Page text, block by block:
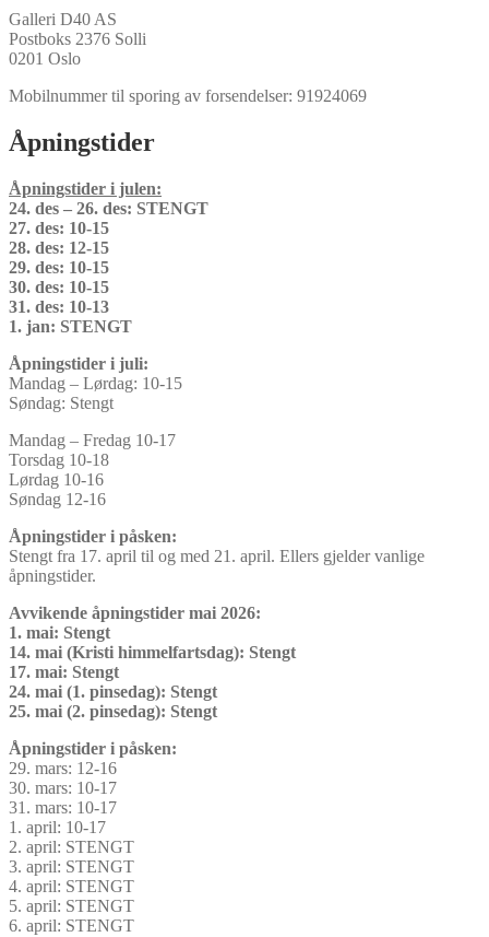
Galleri D40 AS
Postboks 2376 Solli
0201 Oslo
Mobilnummer til sporing av forsendelser: 91924069
Åpningstider
Åpningstider i julen:
24. des – 26. des: STENGT
27. des: 10-15
28. des: 12-15
29. des: 10-15
30. des: 10-15
31. des: 10-13
1. jan: STENGT
Åpningstider i juli:
Mandag – Lørdag: 10-15
Søndag: Stengt
Mandag – Fredag 10-17
Torsdag 10-18
Lørdag 10-16
Søndag 12-16
Åpningstider i påsken:
Stengt fra 17. april til og med 21. april. Ellers gjelder vanlige
åpningstider.
Avvikende åpningstider mai 2026:
1. mai: Stengt
14. mai (Kristi himmelfartsdag): Stengt
17. mai: Stengt
24. mai (1. pinsedag): Stengt
25. mai (2. pinsedag): Stengt
Åpningstider i påsken:
29. mars: 12-16
30. mars: 10-17
31. mars: 10-17
1. april: 10-17
2. april: STENGT
3. april: STENGT
4. april: STENGT
5. april: STENGT
6. april: STENGT